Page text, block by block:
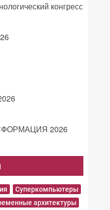
конгресс
2026
Суперкомпьютеры
архитектуры